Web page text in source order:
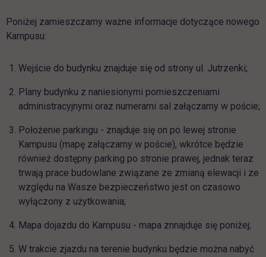
Poniżej zamieszczamy ważne informacje dotyczące nowego
Kampusu:
Wejście do budynku znajduje się od strony ul. Jutrzenki;
Plany budynku z naniesionymi pomieszczeniami
administracyjnymi oraz numerami sal załączamy w poście;
Położenie parkingu - znajduje się on po lewej stronie
Kampusu (mapę załączamy w poście), wkrótce będzie
również dostępny parking po stronie prawej, jednak teraz
trwają prace budowlane związane ze zmianą elewacji i ze
względu na Wasze bezpieczeństwo jest on czasowo
wyłączony z użytkowania;
Mapa dojazdu do Kampusu - mapa znnajduje się poniżej;
W trakcie zjazdu na terenie budynku będzie można nabyć